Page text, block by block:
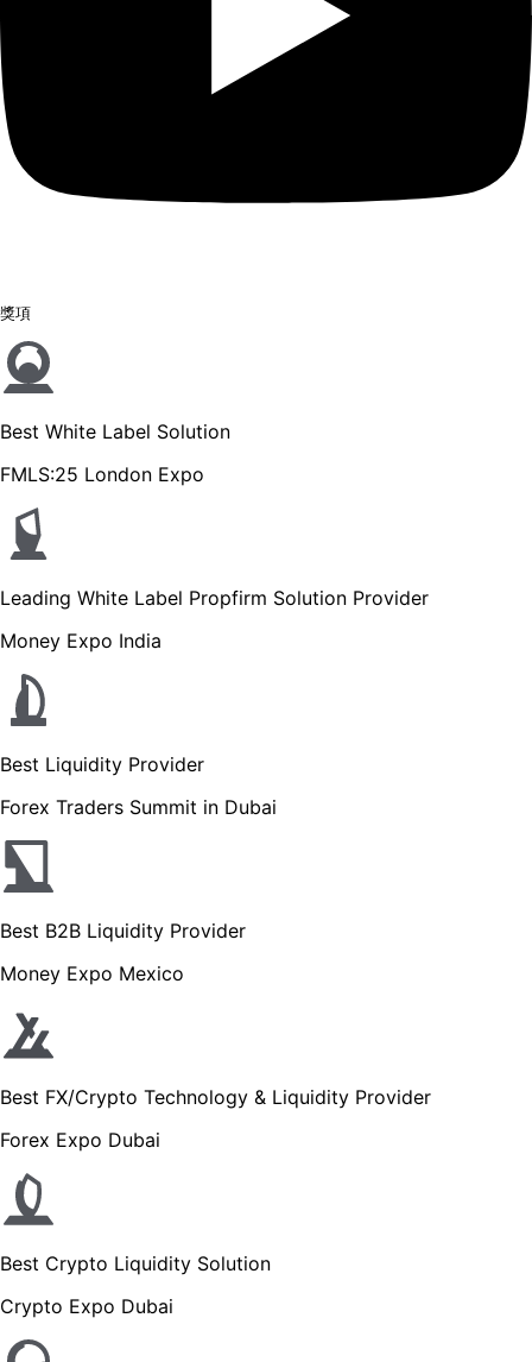
獎項
Best White Label Solution
FMLS:25 London Expo
Leading White Label Propfirm Solution Provider
Money Expo India
Best Liquidity Provider
Forex Traders Summit in Dubai
Best B2B Liquidity Provider
Money Expo Mexico
Best FX/Crypto Technology & Liquidity Provider
Forex Expo Dubai
Best Crypto Liquidity Solution
Crypto Expo Dubai